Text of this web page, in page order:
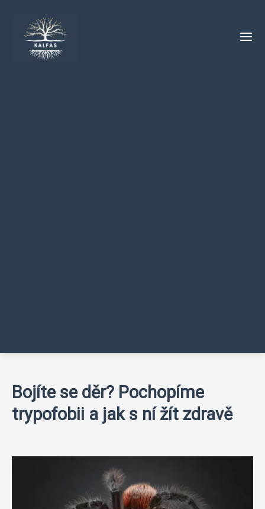
Bojíte se děr? Pochopíme
trypofobii a jak s ní žít zdravě